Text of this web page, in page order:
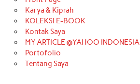
k
a
m
Karya & Kiprah
KOLEKSI E-BOOK
Kontak Saya
MY ARTICLE @YAHOO INDONESIA
Portofolio
Tentang Saya